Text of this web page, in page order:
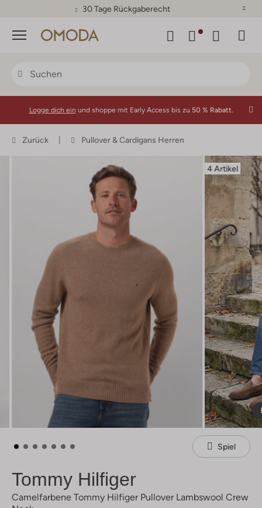
30 Tage Rückgaberecht
Menü
Logge dich ein und shoppe mit Early Access bis zu 50 % Rabatt.
Zurück Pullover & Cardigans Herren
4 Artikel
Spiel
Tommy Hilfiger
Camelfarbene Tommy Hilfiger Pullover Lambswool Crew